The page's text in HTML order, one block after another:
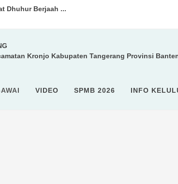
Dhuhur Berjaah ...
Tangerang pada kegiatan ROHIS...
Kronjo Kabupaten Tangerang Provinsi
VIDEO SPMB 2026 INFO